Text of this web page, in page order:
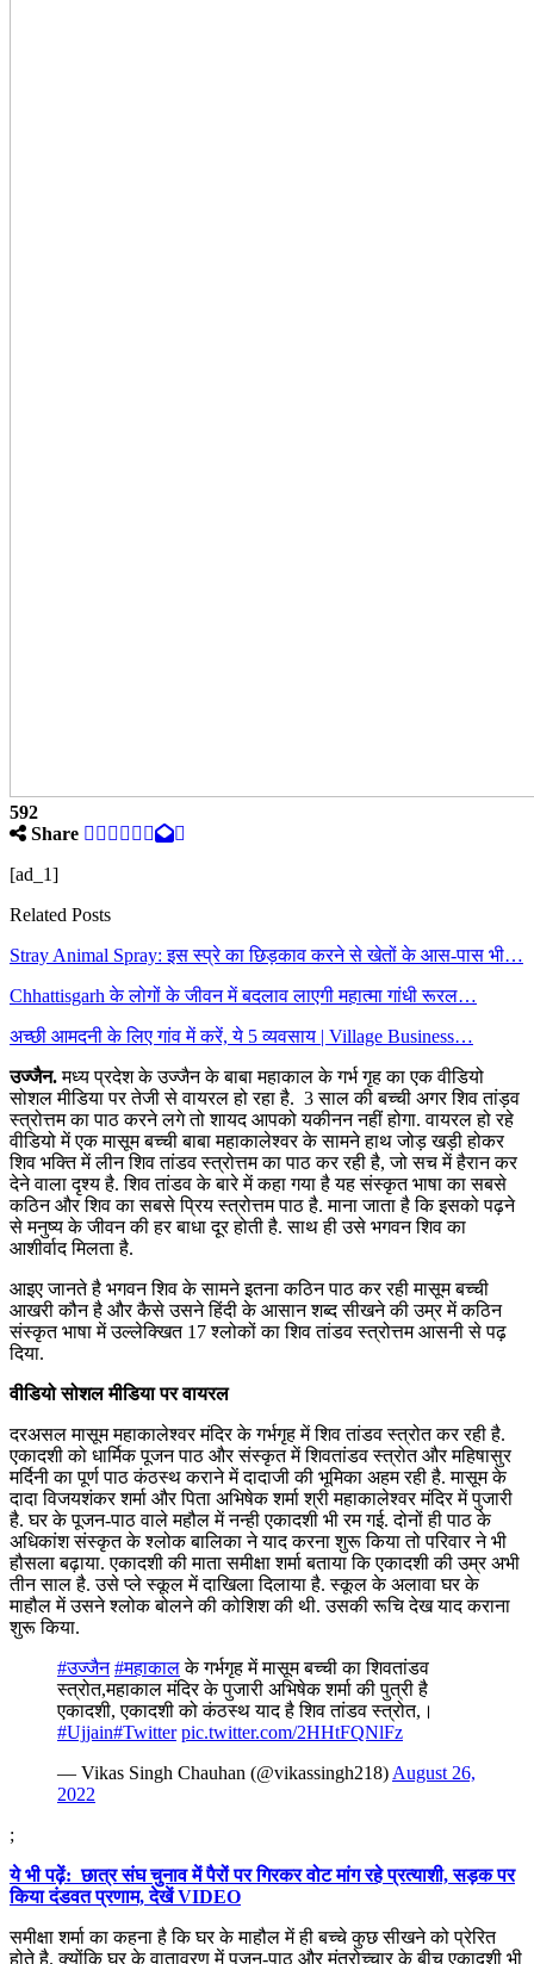
592
Share
[ad_1]
Related Posts
Stray Animal Spray: इस स्प्रे का छिड़काव करने से खेतों के आस-पास भी…
Chhattisgarh के लोगों के जीवन में बदलाव लाएगी महात्मा गांधी रूरल…
अच्छी आमदनी के लिए गांव में करें, ये 5 व्यवसाय | Village Business…
उज्जैन.मध्य प्रदेश के उज्जैन के बाबा महाकाल के गर्भ गृह का एक वीडियो
सोशल मीडिया पर तेजी से वायरल हो रहा है. 3 साल की बच्ची अगर शिव तांड़व
स्त्रोत्तम का पाठ करने लगे तो शायद आपको यकीनन नहीं होगा. वायरल हो रहे
वीडियो में एक मासूम बच्ची बाबा महाकालेश्वर के सामने हाथ जोड़ खड़ी होकर
शिव भक्ति में लीन शिव तांडव स्त्रोत्तम का पाठ कर रही है, जो सच में हैरान कर
देने वाला दृश्य है. शिव तांडव के बारे में कहा गया है यह संस्कृत भाषा का सबसे
कठिन और शिव का सबसे प्रिय स्त्रोत्तम पाठ है. माना जाता है कि इसको पढ़ने
से मनुष्य के जीवन की हर बाधा दूर होती है. साथ ही उसे भगवन शिव का
आशीर्वाद मिलता है.
आइए जानते है भगवन शिव के सामने इतना कठिन पाठ कर रही मासूम बच्ची
आखरी कौन है और कैसे उसने हिंदी के आसान शब्द सीखने की उम्र में कठिन
संस्कृत भाषा में उल्लेक्खित 17 श्लोकों का शिव तांडव स्त्रोत्तम आसनी से पढ़
दिया.
वीडियो सोशल मीडिया पर वायरल
दरअसल मासूम महाकालेश्वर मंदिर के गर्भगृह में शिव तांडव स्त्रोत कर रही है.
एकादशी को धार्मिक पूजन पाठ और संस्कृत में शिवतांडव स्त्रोत और महिषासुर
मर्दिनी का पूर्ण पाठ कंठस्थ कराने में दादाजी की भूमिका अहम रही है. मासूम के
दादा विजयशंकर शर्मा और पिता अभिषेक शर्मा श्री महाकालेश्वर मंदिर में पुजारी
है. घर के पूजन-पाठ वाले महौल में नन्ही एकादशी भी रम गई. दोनों ही पाठ के
अधिकांश संस्कृत के श्लोक बालिका ने याद करना शुरू किया तो परिवार ने भी
हौसला बढ़ाया. एकादशी की माता समीक्षा शर्मा बताया कि एकादशी की उम्र अभी
तीन साल है. उसे प्ले स्कूल में दाखिला दिलाया है. स्कूल के अलावा घर के
माहौल में उसने श्लोक बोलने की कोशिश की थी. उसकी रूचि देख याद कराना
शुरू किया.
#उज्जैन #महाकालके गर्भगृह में मासूम बच्ची का शिवतांडव
स्त्रोत,महाकाल मंदिर के पुजारी अभिषेक शर्मा की पुत्री है
एकादशी, एकादशी को कंठस्थ याद है शिव तांडव स्त्रोत,।
#Ujjain#Twitter pic.twitter.com/2HHtFQNlFz
— Vikas Singh Chauhan (@vikassingh218) August 26,
2022
;
ये भी पढ़ें: छात्र संघ चुनाव में पैरों पर गिरकर वोट मांग रहे प्रत्याशी, सड़क पर
किया दंडवत प्रणाम, देखें VIDEO
समीक्षा शर्मा का कहना है कि घर के माहौल में ही बच्चे कुछ सीखने को प्रेरित
होते है. क्योंकि घर के वातावरण में पूजन-पाठ और मंत्रोच्चार के बीच एकादशी भी